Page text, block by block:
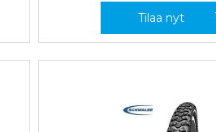
Tilaa nyt